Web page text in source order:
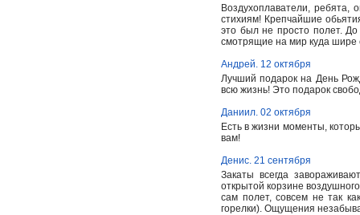
Воздухоплаватели, ребята,
стихиям! Крепчайшие
это был не просто полет.
смотрящие на мир куда шире
Андрей. 12 октября
Лучший подарок на День
всю жизнь! Это подарок
Даниил. 02 октября
Есть в жизни моменты,
вам!
Денис. 21 сентября
Закаты всегда
открытой корзине
сам полет, совсем не так
горелки). Ощущения